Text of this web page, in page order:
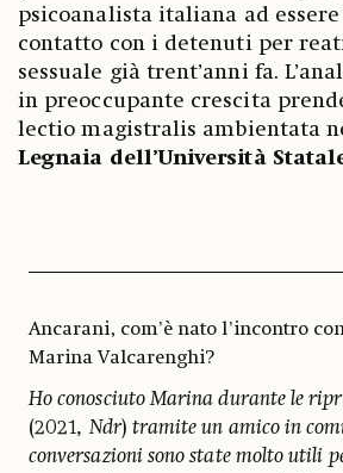
psicoanalista italiana ad
contatto con i detenuti per
sessuale già trent’anni fa.
in preoccupante crescita
lectio magistralis ambientata
Legnaia dell’Università
Ancarani, com’è nato l’incontro
Marina Valcarenghi?
Ho conosciuto Marina durante le
(2021,Ndr) tramite un amico in
conversazioni sono state molto utili